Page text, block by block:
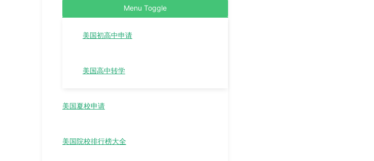
Menu Toggle
美国初高中申请
美国高中转学
美国夏校申请
美国院校排行榜大全